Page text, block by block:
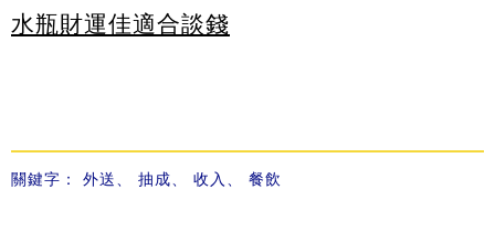
水瓶財運佳適合談錢
關鍵字： 外送 抽成 收入 餐飲